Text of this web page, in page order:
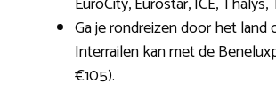
Ga je rondreizen door het land
Interrailen kan met de
€105).